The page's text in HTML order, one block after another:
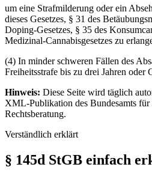
um eine Strafmilderung oder ein
dieses Gesetzes, § 31 des
Doping-Gesetzes, § 35 des
Medizinal-Cannabisgesetzes zu
(4) In minder schweren Fällen des
Freiheitsstrafe bis zu drei Jahren oder
Hinweis: Diese Seite wird täglich
XML-Publikation des Bundesamts
Rechtsberatung.
Verständlich erklärt
§ 145d StGB einfach